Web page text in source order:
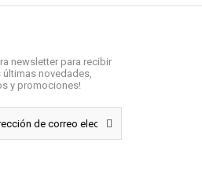
newsletter para recibir
novedades,
y promociones!